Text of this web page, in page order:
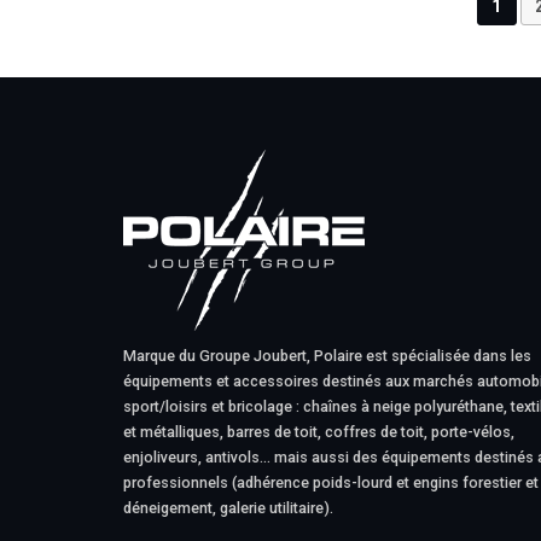
1
Marque du Groupe Joubert, Polaire est spécialisée dans les
équipements et accessoires destinés aux marchés
sport/loisirs et bricolage : chaînes à neige polyuréthane,
et métalliques, barres de toit, coffres de toit, porte-vélos,
enjoliveurs, antivols… mais aussi des équipements destinés
professionnels (adhérence poids-lourd et engins forestier et
déneigement, galerie utilitaire).